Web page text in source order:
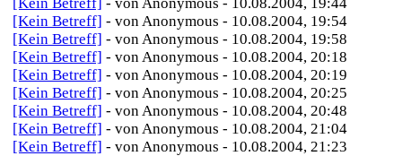
[Kein Betreff] - von Anonymous - 10.08.2004, 19:54
[Kein Betreff] - von Anonymous - 10.08.2004, 19:58
[Kein Betreff] - von Anonymous - 10.08.2004, 20:18
[Kein Betreff] - von Anonymous - 10.08.2004, 20:19
[Kein Betreff] - von Anonymous - 10.08.2004, 20:25
[Kein Betreff] - von Anonymous - 10.08.2004, 20:48
[Kein Betreff] - von Anonymous - 10.08.2004, 21:04
[Kein Betreff] - von Anonymous - 10.08.2004, 21:23